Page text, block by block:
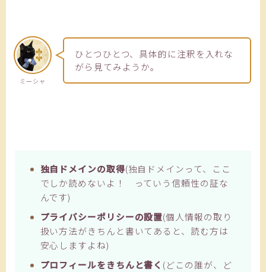
ミーシャ
ひとつひとつ、具体的に注釈を入れな
がら見てみようか。
独自ドメインの取得(独自ドメインって、ここ
でしか読めないよ！ っていう信頼性の証な
んです)
プライバシーポリシーの設置(個人情報の取り
扱い方法がきちんと書いてあると、読む方は
安心しますよね)
プロフィールをきちんと書く (どこの誰が、ど